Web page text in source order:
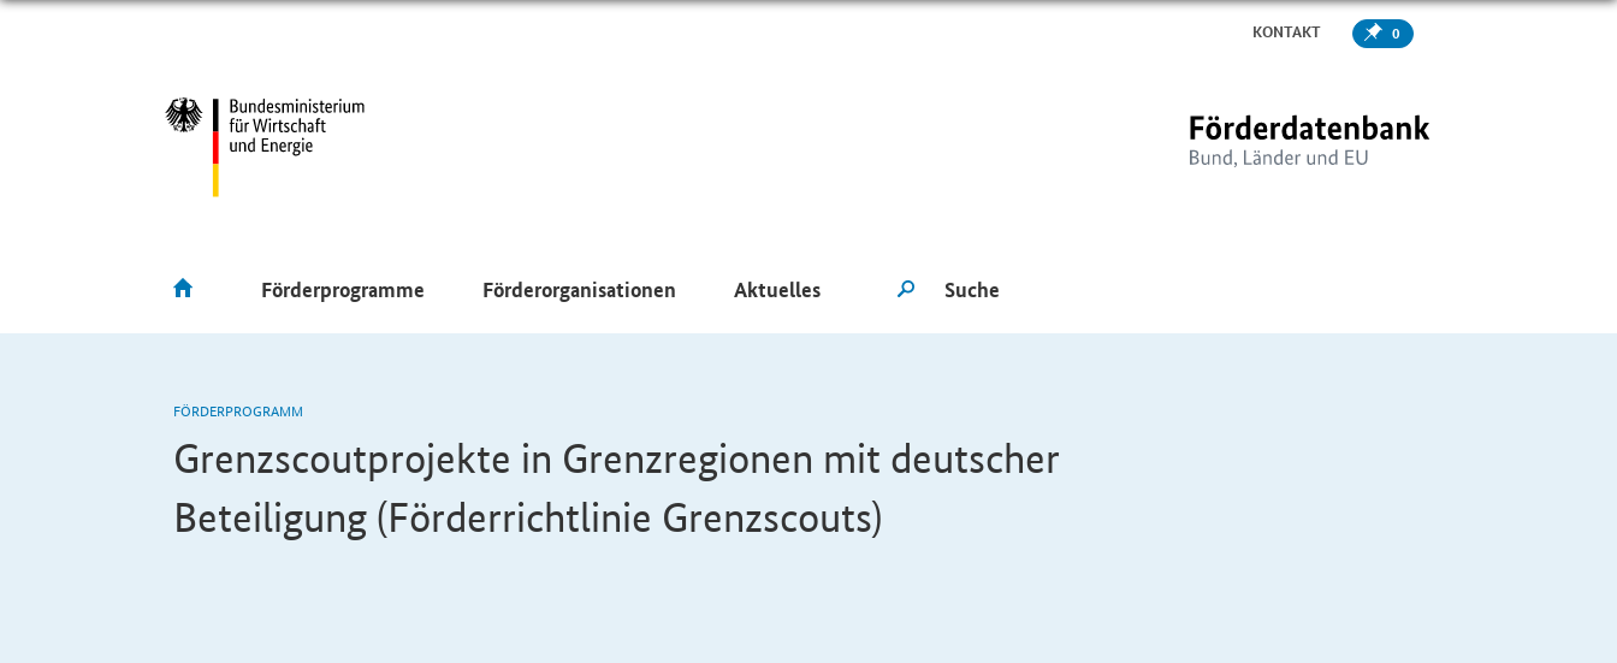
KONTAKT 0
Förderprogramme Förderorganisationen Aktuelles
FÖRDERPROGRAMM
Grenzscoutprojekte in Grenzregionen mit deutscher
Beteiligung (Förderrichtlinie Grenzscouts)